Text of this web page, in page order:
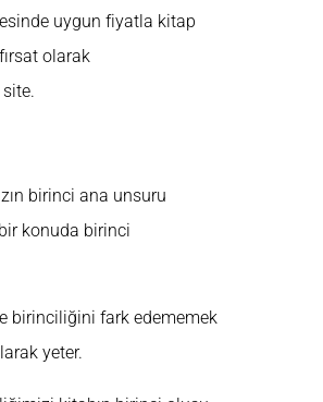
uygun fiyatla kitap
olarak
birinci ana unsuru
konuda birinci
birinciliğini fark edememek
yeter.